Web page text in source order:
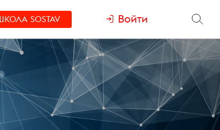
SOSTAV Войти